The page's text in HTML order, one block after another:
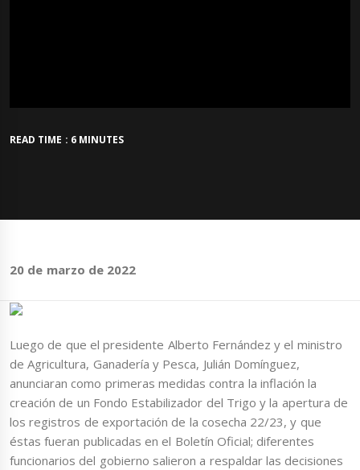
READ TIME : 6 MINUTES
20 de marzo de 2022
Luego de que el presidente Alberto Fernández y el ministro
de Agricultura, Ganadería y Pesca, Julián Domínguez,
anunciaran como primeras medidas contra la inflación la
creación de un Fondo Estabilizador del Trigo y la apertura de
los registros de exportación de la cosecha 22/23, y que
éstas fueran publicadas en el Boletín Oficial; diferentes
funcionarios del gobierno salieron a respaldar las decisiones